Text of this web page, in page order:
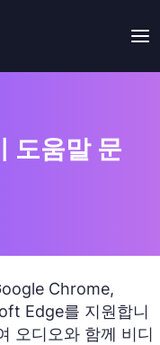
도움말 문
Chrome,
Edge를 지원합니
오디오와 함께 비디